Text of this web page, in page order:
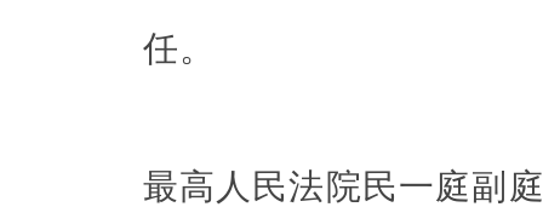
任。
最高人民法院民一庭副